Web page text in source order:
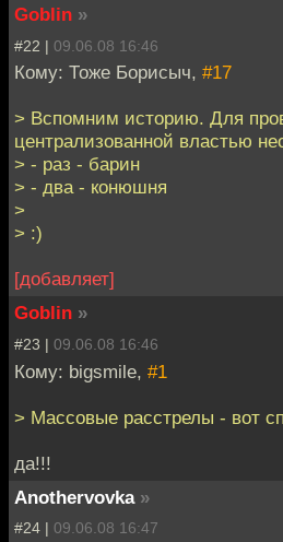
Goblin »
#22 | 09.06.08 16:46
Кому: Тоже Борисыч, #17
> Вспомним историю. Для
централизованной властью
> - раз - барин
> - два - конюшня
>
> :)
[добавляет]
Goblin »
#23 | 09.06.08 16:46
Кому: bigsmile, #1
> Массовые расстрелы - вот
да!!!
Anothervovka »
#24 | 09.06.08 16:47